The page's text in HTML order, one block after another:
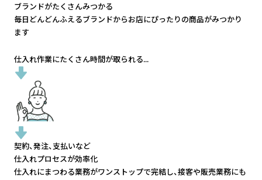
ブランドがたくさんみつかる
毎日どんどんふえるブランドからお店にぴったりの商品がみつかり
ます
仕入れ作業にたくさん時間が取られる...
契約、発注、支払いなど
仕入れプロセスが効率化
仕入れにまつわる業務がワンストップで完結し、接客や販売業務にも